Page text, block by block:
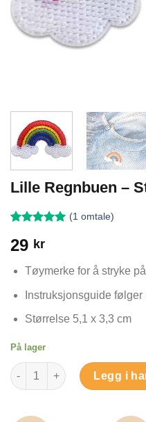
Lille Regnbuen –
av 5 basert
kundevurdering
(1 omtale)
29 kr
Tøymerke for å stryke på
Instruksjonsguide følger
Størrelse 5,1 x 3,3 cm
På lager
Lille Regnbuen -
Legg i